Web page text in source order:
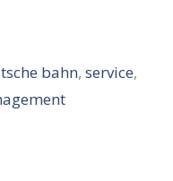
bahn,service,